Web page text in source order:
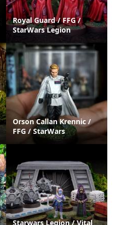
Royal Guard / FFG /
StarWars Legion
Orson Callan Krennic /
FFG / StarWars
Starwars Legion / Vital